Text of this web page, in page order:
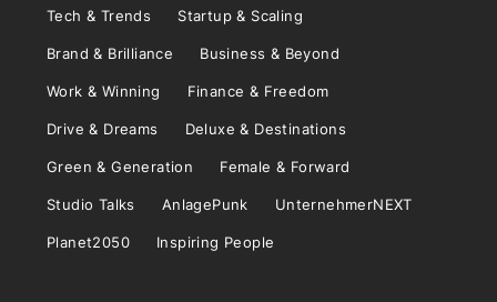
Tech & Trends Startup & Scaling
Brand & Brilliance Business & Beyond
Work & Winning Finance & Freedom
Drive & Dreams Deluxe & Destinations
Green & Generation Female & Forward
Studio Talks AnlagePunk UnternehmerNEXT
Planet2050 Inspiring People